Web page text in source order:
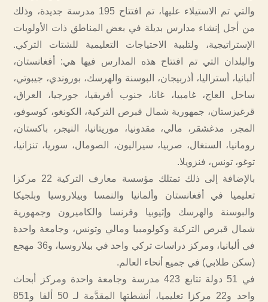
والتي تم الاستيلاء عليها، تم افتتاح 195 مدرسة جديدة، وذلك
من أجل إنشاء مدارس بديلة في بعض المناطق ذات الأولويات
الإستراتيجية، ولتلبية الاحتياجات التعليمية للشتات التركي.
والبلدان التي تم افتتاح هذه المدارس فيها هي: أفغانستان،
ألبانيا، أستراليا، أذربيجان، البوسنة والهرسك، بوروندي، جيبوتي،
ساحل العاج، غامبيا، غانا، جنوب أفريقيا، جورجيا، العراق،
قرغيزستان، جمهورية شمال قبرص التركية، الكونغو، كوسوفو،
المجر، مدغشقر، مالي، مقدونيا، موريتانيا، النيجر، باكستان،
رومانيا، السنغال، صربيا، سيراليون، الصومال، سوريا، تنزانيا،
توغو، تونس، فنزويلا.
بالإضافة إلى ذلك تمتلك مؤسسة معارف التركية 22 مركزا
تعليميا في أفغانستان وألمانيا والنمسا وبيلاروسيا وبلجيكا
والبوسنة والهرسك وإثيوبيا وفرنسا والكاميرون وجمهورية
شمال قبرص التركية وكولومبيا ومالي وتونس، وجامعة واحدة
في ألبانيا، ومركز دراسات تركي واحد في بيلاروسيا، و36 مهجع
(سكن طلابي) في جميع أنحاء العالم.
في 51 دولة تتابع 423 مدرسة وجامعة واحدة ومركز أبحاث
واحد و22 مركزا تعليميا، أنشطتها المقدَّمة لـ 50 ألفا و851